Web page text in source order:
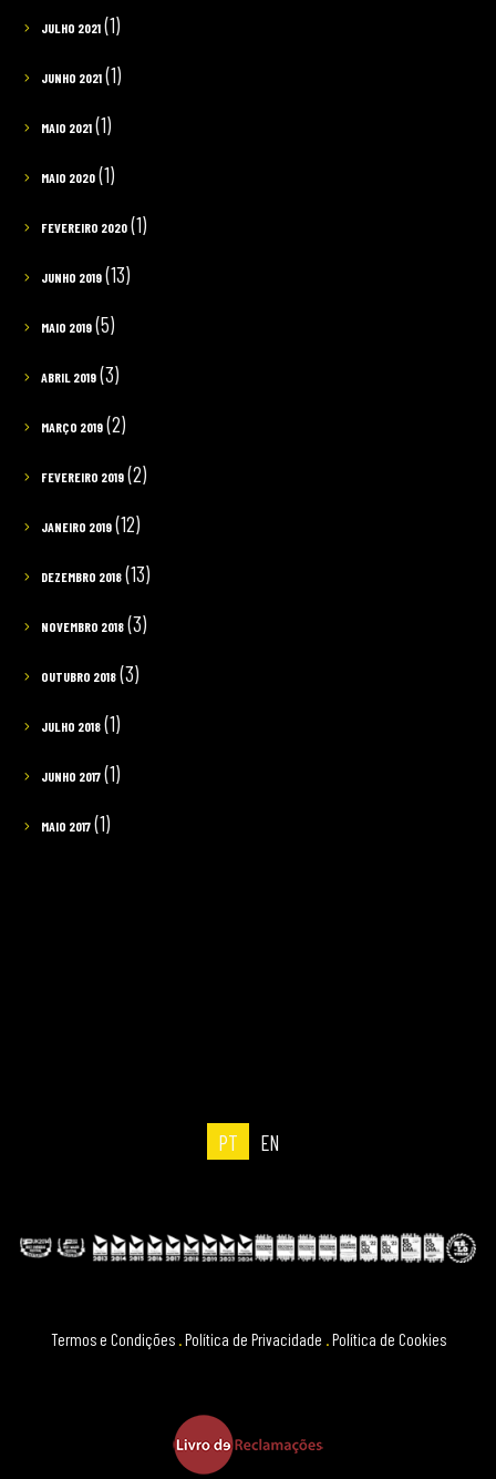
JULHO 2021(1)
JUNHO 2021(1)
MAIO 2021(1)
MAIO 2020(1)
FEVEREIRO 2020(1)
JUNHO 2019(13)
MAIO 2019(5)
ABRIL 2019(3)
MARÇO 2019(2)
FEVEREIRO 2019(2)
JANEIRO 2019(12)
DEZEMBRO 2018(13)
NOVEMBRO 2018(3)
OUTUBRO 2018(3)
JULHO 2018(1)
JUNHO 2017(1)
MAIO 2017(1)
PT EN
Termos e Condições .Política de Privacidade .Política de Cookies